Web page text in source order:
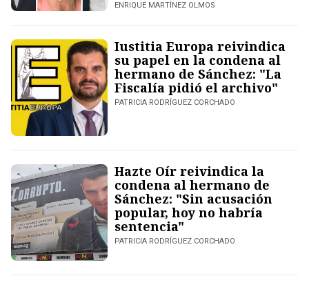
ENRIQUE MARTÍNEZ OLMOS
Iustitia Europa reivindica
su papel en la condena al
hermano de Sánchez: "La
Fiscalía pidió el archivo"
PATRICIA RODRÍGUEZ CORCHADO
Hazte Oír reivindica la
condena al hermano de
Sánchez: "Sin acusación
popular, hoy no habría
sentencia"
PATRICIA RODRÍGUEZ CORCHADO